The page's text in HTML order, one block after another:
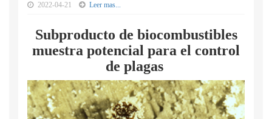
2022-04-21 Leer mas...
Subproducto de biocombustibles
muestra potencial para el control
de plagas